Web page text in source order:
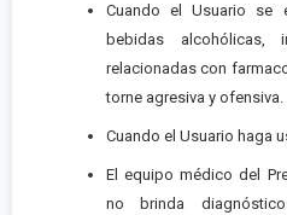
Cuando el Usuario se
bebidas alcohólicas,
relacionadas con
torne agresiva y ofensiva.
Cuando el Usuario haga
El equipo médico del
no brinda